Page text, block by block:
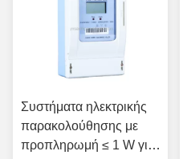
Συστήματα ηλεκτρικής
παρακολούθησης με
προπληρωμή ≤ 1 W για